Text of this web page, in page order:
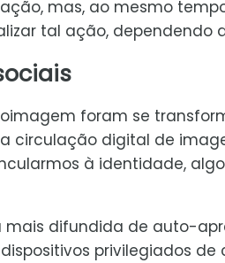
mas, ao mesmo
tal ação,
foram se
circulação digital de
à identidade,
mais difundida de auto-
privilegiados